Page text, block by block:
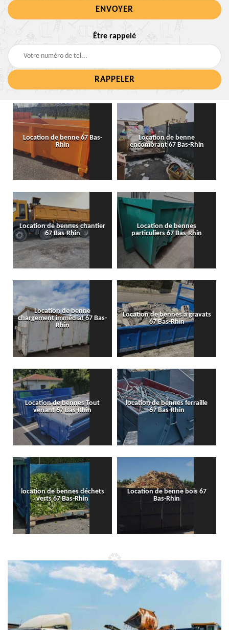
Être rappelé
Location de benne 67 Bas-
Rhin
Location de benne
encombrant 67 Bas-Rhin
Location de bennes chantier
67 Bas-Rhin
Location de bennes
particuliers 67 Bas-Rhin
Location de benne
chargement immédiat 67 Bas-
Rhin
Location de bennes à gravats
67 Bas-Rhin
Location de bennes Tout
venant 67 Bas-Rhin
location de bennes ferraille
67 Bas-Rhin
location de bennes déchets
verts 67 Bas-Rhin
Location de benne bois 67
Bas-Rhin